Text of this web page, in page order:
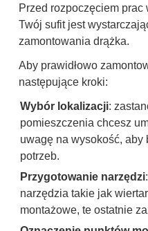
Przed rozpoczęciem
Twój sufit jest
zamontowania drążka.
Aby prawidłowo
następujące kroki:
Wybór lokalizacji:
pomieszczenia chcesz
uwagę na wysokość, aby
potrzeb.
Przygotowanie narzędzi
narzędzia takie jak
montażowe, te ostatnie